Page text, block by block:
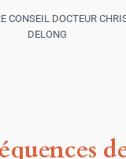
CONSEIL DOCTEUR
DELONG